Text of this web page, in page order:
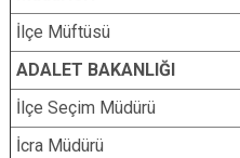
İlçe Müftüsü
ADALET BAKANLIĞI
İlçe Seçim Müdürü
İcra Müdürü